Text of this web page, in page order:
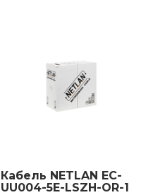
Кабель NETLAN EC-
UU004-5E-LSZH-OR-1